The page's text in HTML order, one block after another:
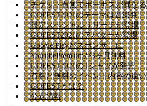
チケット有無でボーナスが異なる
GOFEST2021のテーマは音楽祭
限定スペシャルリサーチが登場
GOFEST2021のアバターが登場
Google Playがスポンサーに
YoutubePremiumが3ヶ月無料
GOFEST2021のTシャツが発売
有料と無料のイベント内容の違い
GOFESTとは？
公式情報